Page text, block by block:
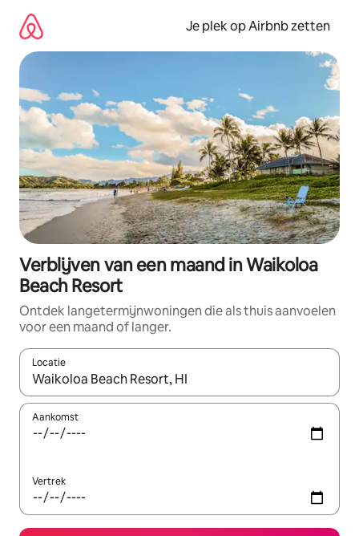
direct
naar
inhoud
Je plek op Airbnb zetten
Verblijven van een maand in Waikoloa
Beach Resort
Ontdek langetermijnwoningen die als thuis aanvoelen
voor een maand of langer.
Locatie
Wanneer er resultaten beschikbaar zijn, maak je een keuze
Aankomst
Vertrek